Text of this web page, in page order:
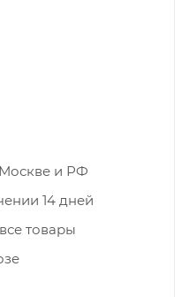
и РФ
14 дней
товары